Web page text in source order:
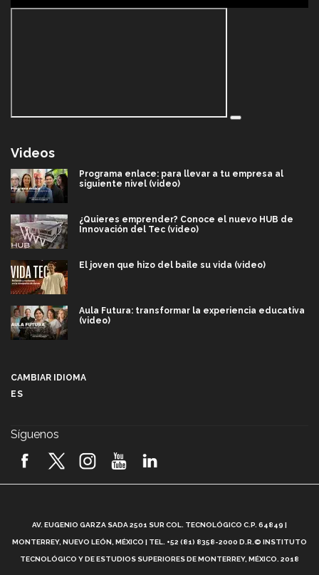
Videos
Programa enlace: para llevar a tu empresa al
siguiente nivel (video)
¿Quieres emprender? Conoce el nuevo HUB de
Innovación del Tec (video)
El joven que hizo del baile su vida (video)
Aula Futura: transformar la experiencia educativa
(video)
2026! (video)
¿Cómo es el Modelo Educativo Tec? (video)
CAMBIAR IDIOMA
ES
Síguenos
AV. EUGENIO GARZA SADA 2501 SUR COL. TECNOLÓGICO C.P. 64849 |
MONTERREY, NUEVO LEÓN, MÉXICO | TEL. +52 (81) 8358-2000 D.R.© INSTITUTO
TECNOLÓGICO Y DE ESTUDIOS SUPERIORES DE MONTERREY, MÉXICO. 2018